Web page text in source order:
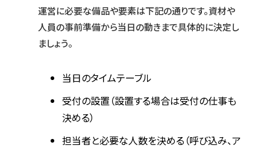
運営に必要な備品や要素は下記の通りです。資材や
人員の事前準備から当日の動きまで具体的に決定し
ましょう。
当日のタイムテーブル
受付の設置（設置する場合は受付の仕事も
決める）
担当者と必要な人数を決める（呼び込み、ア